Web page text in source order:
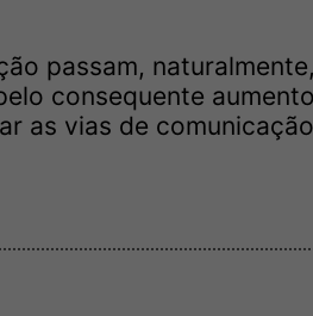
passam,
consequente
as vias de